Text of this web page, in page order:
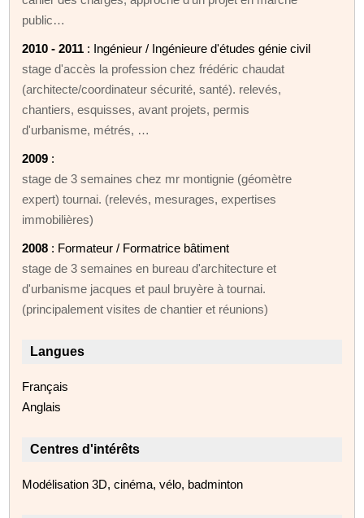
public…
2010 - 2011 : Ingénieur / Ingénieure d'études génie civil
stage d'accès la profession chez frédéric chaudat
(architecte/coordinateur sécurité, santé). relevés,
chantiers, esquisses, avant projets, permis
d'urbanisme, métrés, …
2009 :
stage de 3 semaines chez mr montignie (géomètre
expert) tournai. (relevés, mesurages, expertises
immobilières)
2008 : Formateur / Formatrice bâtiment
stage de 3 semaines en bureau d'architecture et
d'urbanisme jacques et paul bruyère à tournai.
(principalement visites de chantier et réunions)
Langues
Français
Anglais
Centres d'intérêts
Modélisation 3D, cinéma, vélo, badminton